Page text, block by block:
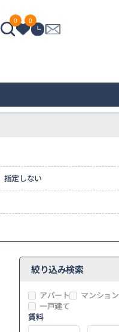
0 0
指定しない
絞り込み検索
アパート
マンション
一戸建て
賃料